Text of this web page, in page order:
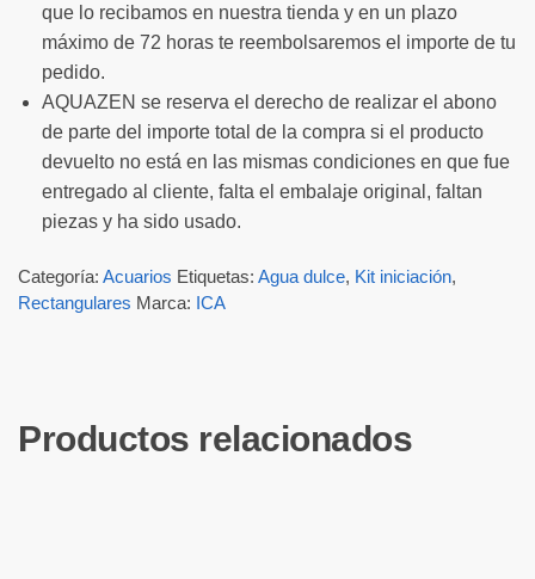
que lo recibamos en nuestra tienda y en un plazo
máximo de 72 horas te reembolsaremos el importe de tu
pedido.
AQUAZEN se reserva el derecho de realizar el abono
de parte del importe total de la compra si el producto
devuelto no está en las mismas condiciones en que fue
entregado al cliente, falta el embalaje original, faltan
piezas y ha sido usado.
Categoría: Acuarios Etiquetas: Agua dulce, Kit iniciación,
Rectangulares Marca: ICA
Productos relacionados